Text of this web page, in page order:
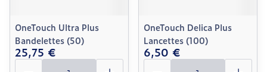
OneTouch Ultra Plus
Bandelettes (50)
25,75 €
Quantité
OneTouch Delica Plus
Lancettes (100)
6,50 €
Quantité